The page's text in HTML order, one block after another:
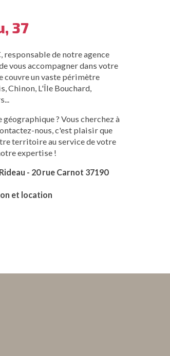
37
de notre agence
vous accompagner dans votre
un vaste périmètre
Chinon, L'Île Bouchard,
? Vous cherchez à
nous, c'est plaisir que
territoire au service de votre
expertise !
- 20 rue Carnot 37190
et location